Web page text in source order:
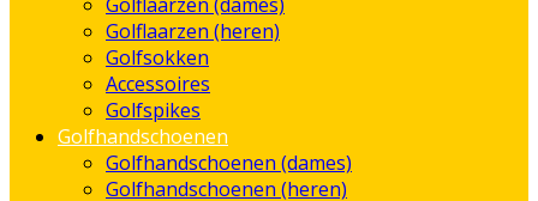
Golflaarzen (heren)
Golfsokken
Accessoires
Golfspikes
Golfhandschoenen
Golfhandschoenen (dames)
Golfhandschoenen (heren)